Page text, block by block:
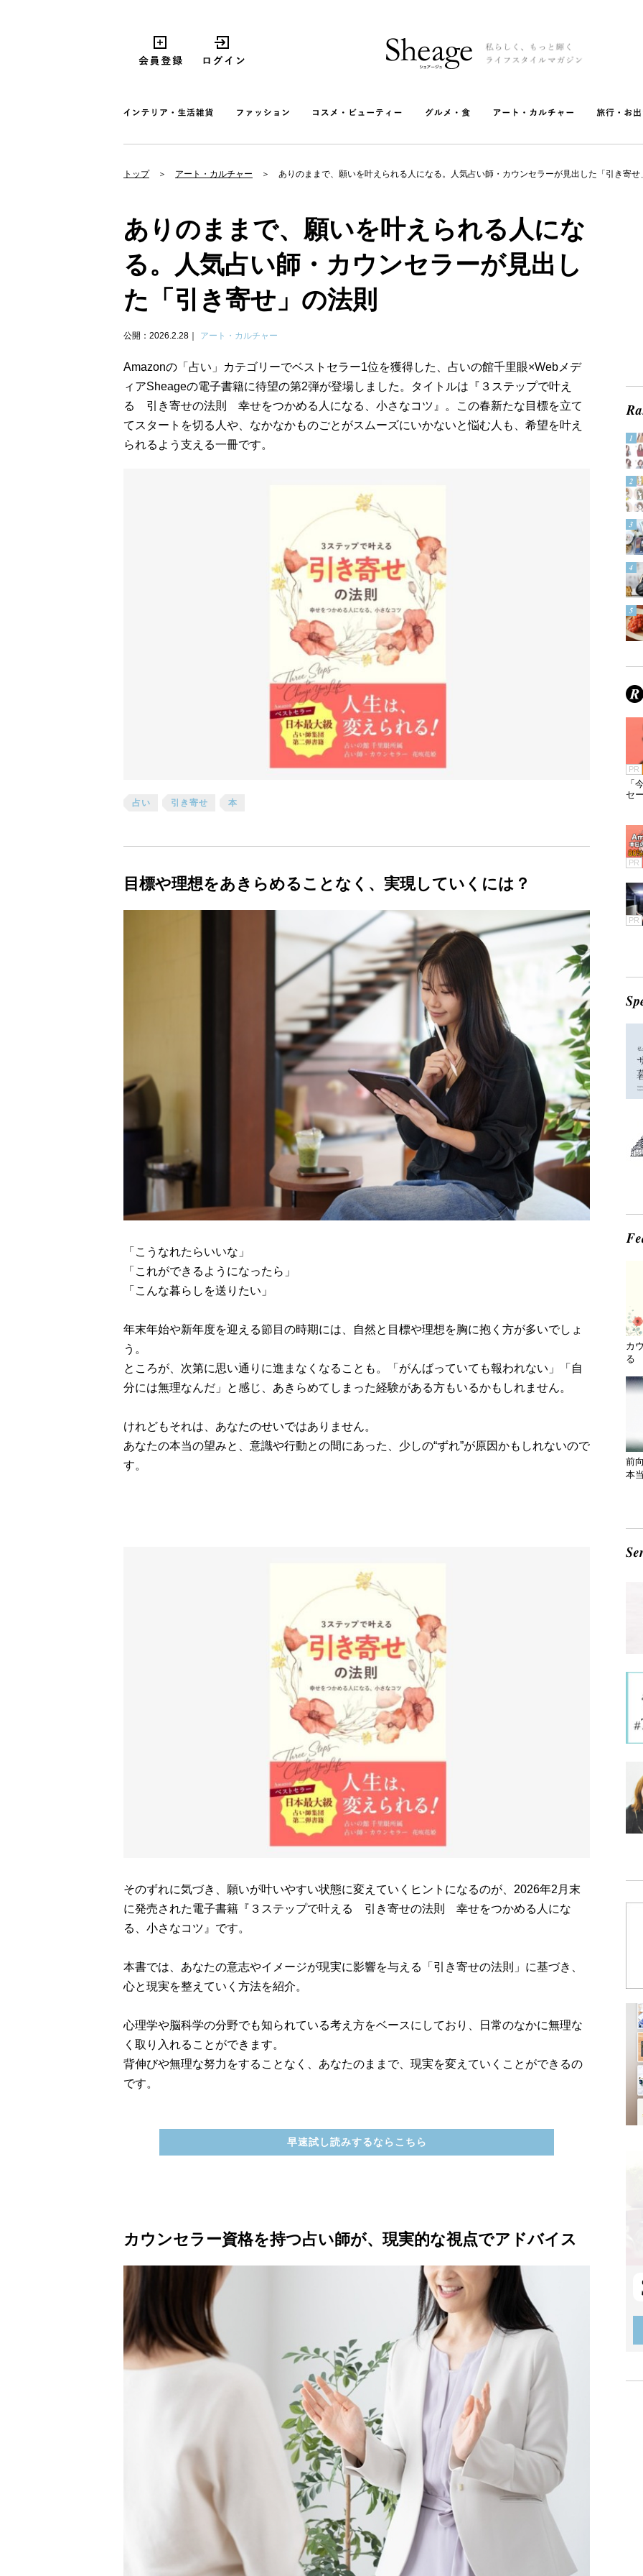
トップ アート・カルチャー ありのままで、願いを叶えられる人になる。人気占い師・カウンセラーが見出した「引き寄せ
ありのままで、願いを叶えられる人にな
る。人気占い師・カウンセラーが見出し
た「引き寄せ」の法則
公開：2026.2.28 アート・カルチャー
Amazonの「占い」カテゴリーでベストセラー1位を獲得した、占いの館千里眼×Webメデ
ィアSheageの電子書籍に待望の第2弾が登場しました。タイトルは『３ステップで叶え
る 引き寄せの法則 幸せをつかめる人になる、小さなコツ』。この春新たな目標を立て
てスタートを切る人や、なかなかものごとがスムーズにいかないと悩む人も、希望を叶え
られるよう支える一冊です。
占い 引き寄せ 本
目標や理想をあきらめることなく、実現していくには？
「こうなれたらいいな」
「これができるようになったら」
「こんな暮らしを送りたい」
年末年始や新年度を迎える節目の時期には、自然と目標や理想を胸に抱く方が多いでしょ
う。
ところが、次第に思い通りに進まなくなることも。「がんばっていても報われない」「自
分には無理なんだ」と感じ、あきらめてしまった経験がある方もいるかもしれません。
けれどもそれは、あなたのせいではありません。
あなたの本当の望みと、意識や行動との間にあった、少しの“ずれ”が原因かもしれないので
す。
そのずれに気づき、願いが叶いやすい状態に変えていくヒントになるのが、2026年2月末
に発売された電子書籍『３ステップで叶える 引き寄せの法則 幸せをつかめる人にな
る、小さなコツ』です。
本書では、あなたの意志やイメージが現実に影響を与える「引き寄せの法則」に基づき、
心と現実を整えていく方法を紹介。
心理学や脳科学の分野でも知られている考え方をベースにしており、日常のなかに無理な
く取り入れることができます。
背伸びや無理な努力をすることなく、あなたのままで、現実を変えていくことができるの
です。
早速試し読みするならこちら
カウンセラー資格を持つ占い師が、現実的な視点でアドバイス
PR
「
セ
PR
PR
カ
る
前
本